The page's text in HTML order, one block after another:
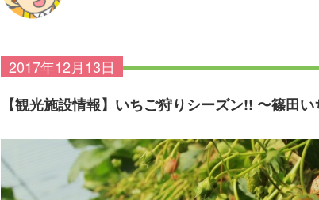
【観光施設情報】いちご狩りシーズン!! 〜篠田
2017年12月13日